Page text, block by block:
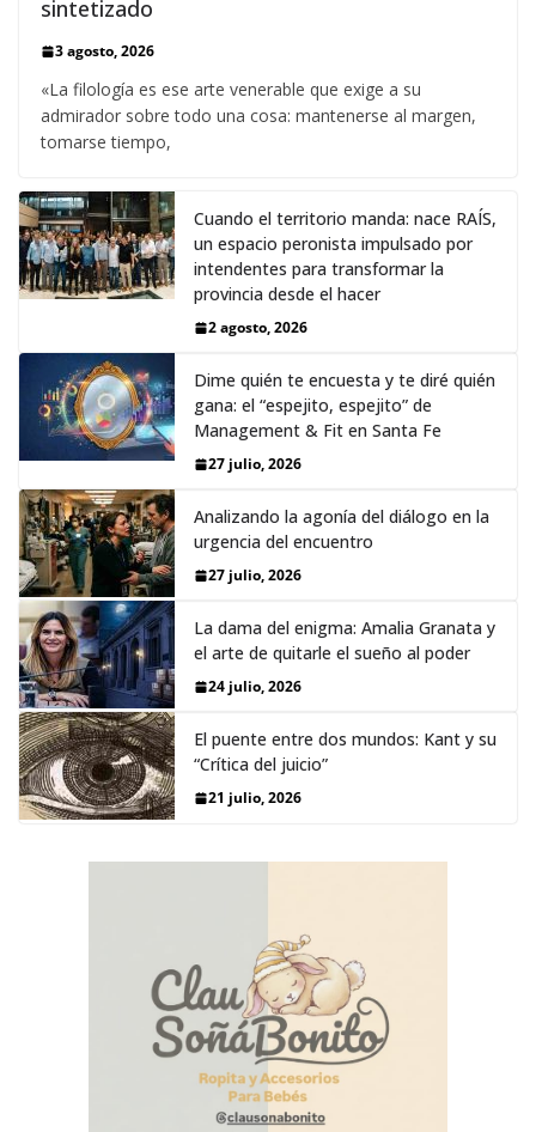
sintetizado
3 agosto, 2026
«La filología es ese arte venerable que exige a su
admirador sobre todo una cosa: mantenerse al margen,
tomarse tiempo,
Cuando el territorio manda: nace RAÍS,
un espacio peronista impulsado por
intendentes para transformar la
provincia desde el hacer
2 agosto, 2026
Dime quién te encuesta y te diré quién
gana: el “espejito, espejito” de
Management & Fit en Santa Fe
27 julio, 2026
Analizando la agonía del diálogo en la
urgencia del encuentro
27 julio, 2026
La dama del enigma: Amalia Granata y
el arte de quitarle el sueño al poder
24 julio, 2026
El puente entre dos mundos: Kant y su
“Crítica del juicio”
21 julio, 2026